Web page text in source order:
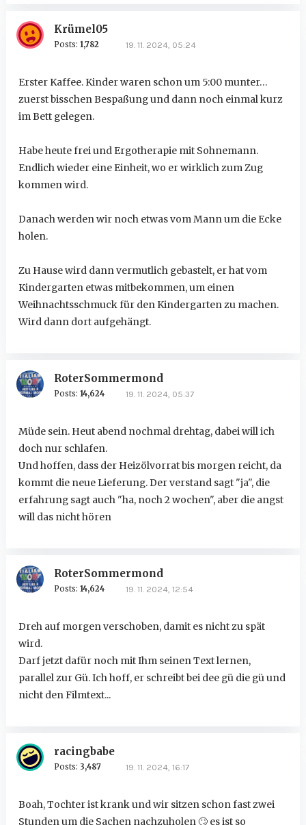
Krümel05
Posts: 1,782 19. 11. 2024, 05:24
Erster Kaffee. Kinder waren schon um 5:00 munter…
zuerst bisschen Bespaßung und dann noch einmal kurz
im Bett gelegen.
Habe heute frei und Ergotherapie mit Sohnemann.
Endlich wieder eine Einheit, wo er wirklich zum Zug
kommen wird.
Danach werden wir noch etwas vom Mann um die Ecke
holen.
Zu Hause wird dann vermutlich gebastelt, er hat vom
Kindergarten etwas mitbekommen, um einen
Weihnachtsschmuck für den Kindergarten zu machen.
Wird dann dort aufgehängt.
RoterSommermond
Posts: 14,624 19. 11. 2024, 05:37
Müde sein. Heut abend nochmal drehtag, dabei will ich
doch nur schlafen.
Und hoffen, dass der Heizölvorrat bis morgen reicht, da
kommt die neue Lieferung. Der verstand sagt "ja", die
erfahrung sagt auch "ha, noch 2 wochen", aber die angst
will das nicht hören
RoterSommermond
Posts: 14,624 19. 11. 2024, 12:54
Dreh auf morgen verschoben, damit es nicht zu spät
wird.
Darf jetzt dafür noch mit Ihm seinen Text lernen,
parallel zur Gü. Ich hoff, er schreibt bei dee gü die gü und
nicht den Filmtext...
racingbabe
Posts: 3,487 19. 11. 2024, 16:17
Boah, Tochter ist krank und wir sitzen schon fast zwei
Stunden um die Sachen nachzuholen🙄es ist so